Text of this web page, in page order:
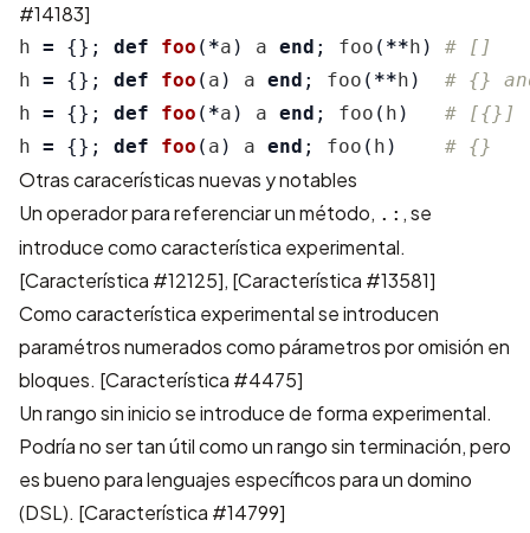
#14183]
h = {}; def foo ( *a ) a end ; foo ( ** h )
# []
h = {}; def foo ( a ) a end ; foo ( ** h )
# {}
h = {}; def foo ( *a ) a end ; foo ( h )
# [{}]
h = {}; def foo ( a ) a end ; foo ( h ) # {}
Otras caracerísticas nuevas y notables
Un operador para referenciar un método, .: , se
introduce como característica experimental.
[Característica #12125], [Característica #13581]
Como característica experimental se introducen
paramétros numerados como párametros por omisión en
bloques. [Característica #4475]
Un rango sin inicio se introduce de forma experimental.
Podría no ser tan útil como un rango sin terminación, pero
es bueno para lenguajes específicos para un domino
(DSL). [Característica #14799]